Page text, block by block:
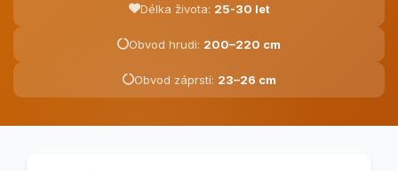
Délka života: 25-30 let
Obvod hrudi: 200–220 cm
Obvod záprstí: 23–26 cm